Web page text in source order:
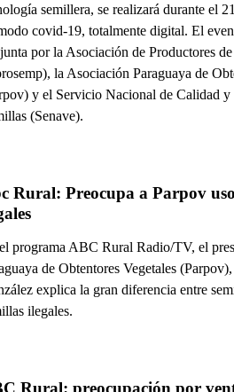
semillera, se realizará durante el
covid-19, totalmente digital. El
por la Asociación de Productores
la Asociación Paraguaya de
y el Servicio Nacional de Calidad y
(Senave).
Rural: Preocupa a Parpov
programa ABC Rural Radio/TV, el
de Obtentores Vegetales
explica la gran diferencia entre
ilegales.
Rural: preocupación por